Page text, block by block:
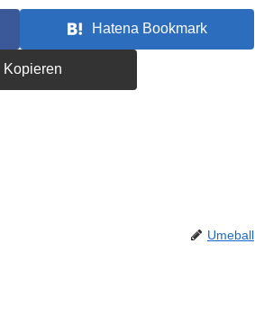
Hatena Bookmark
Kopieren
Umeball